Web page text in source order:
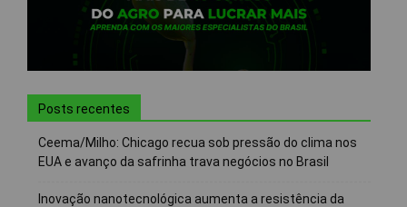
Posts recentes
Ceema/Milho: Chicago recua sob pressão do clima nos
EUA e avanço da safrinha trava negócios no Brasil
Inovação nanotecnológica aumenta a resistência da